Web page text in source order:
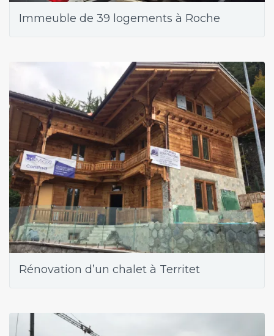
Immeuble de 39 logements à Roche
Rénovation d’un chalet à Territet